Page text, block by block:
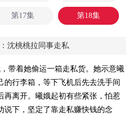
第17集 第18集
沈桃桃拉同事走私
带着她偷运一箱走私货。她示意曦
的行李箱，等下飞机后先去洗手间
再离开。曦娥起初有些紧张，怕惹
说下，坚定了靠走私赚快钱的念